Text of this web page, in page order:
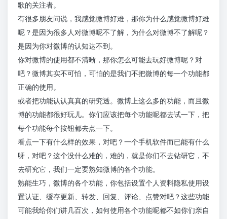
歌的关注者。
有很多朋友问说，我感觉微博好难，那你为什么感觉微博好难
呢？是因为很多人对微博呢不了解，为什么对微博不了解呢？
是因为你对微博的认知达不到。
你对微博的使用都不清晰，那你怎么可能去玩好微博呢？对
吧？微博其实不可怕，可怕的是我们不把微博的每一个功能都
正确的使用。
或者把功能认认真真的研究透。微博上这么多的功能，而且微
博的功能都很好玩儿。你们应该把每个功能呢都去试一下，把
每个功能每个按钮都去点一下。
看点一下有什么样的效果，对吧？一个手机软件而已能有什么
呀，对吧？这个没什么难的，难的，就是你们不去钻研它，不
去研究它，我们一定要熟知微博的各个功能。
熟能生巧，微博的各个功能，你包括设置个人资料隐私使用设
置认证、缓存更新、转发、回复、评论、点赞对吧？这些功能
可能我给你们讲几百次，如何使用各个功能呢都不如你们亲自